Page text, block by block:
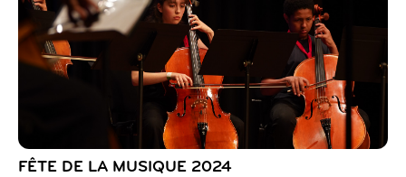
FÊTE DE LA MUSIQUE 2024